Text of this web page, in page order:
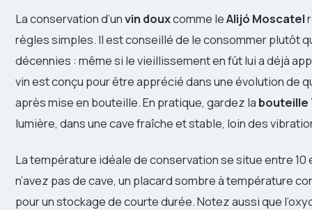
La conservation d’unvin douxcomme leAlijó Moscatel
règles simples. Il est conseillé de le consommer plutôt
décennies : même si le vieillissement en fût lui a déjà
vin est conçu pour être apprécié dans une évolution de
après mise en bouteille. En pratique, gardez la bouteille
lumière, dans une cave fraîche et stable, loin des
La température idéale de conservation se situe entre 10
n’avez pas de cave, un placard sombre à température
pour un stockage de courte durée. Notez aussi que